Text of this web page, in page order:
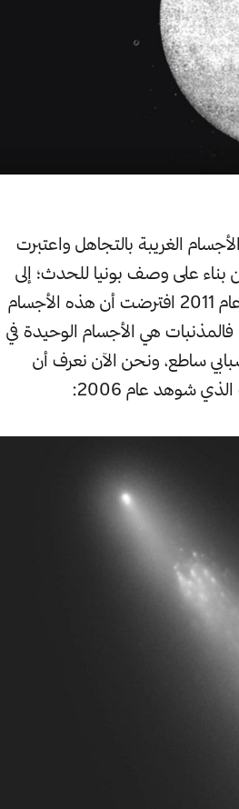
الغريبة بالتجاهل واعتبرت
بناء على وصف بونيا للحدث؛ إلى
جانب الفهم العميق لعدة ظواهر فلكية تم نشر مقالة في عام 2011 افترضت أن هذه الأجسام
هي الأجسام الوحيدة في
ساطع، ونحن الآن نعرف أن
شوهد عام 2006: